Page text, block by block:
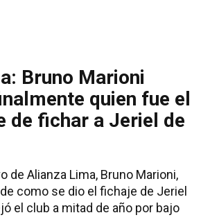
Bruno Marioni
quien fue el
de fichar a Jeriel de
de Alianza Lima, Bruno Marioni,
como se dio el fichaje de Jeriel
el club a mitad de año por bajo